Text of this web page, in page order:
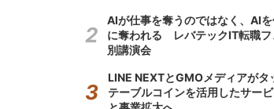
AIが仕事を奪うのではなく、AIを
に奪われる レバテックIT転職フ
別講演会
LINE NEXTとGMOメディアが
テーブルコインを活用したサー